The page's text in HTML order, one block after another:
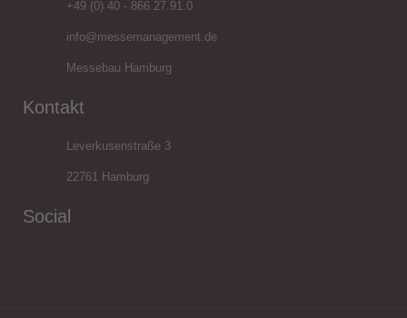
+49 (0) 40 - 866.27.91.0
info@messemanagement.de
Messebau Hamburg
Kontakt
Leverkusenstraße 3
22761 Hamburg
Social